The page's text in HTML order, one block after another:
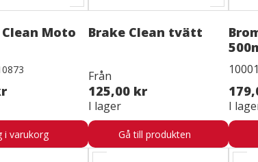
Moto
i varukorg
Brake Clean tvätt
Från
125,00 kr
I lager
Gå till produkten
I